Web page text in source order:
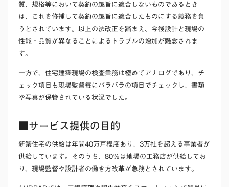
質、規格等において契約の趣旨に適合しないものであるとき
は、これを修補して契約の趣旨に適合したものにする義務を負
うとされています。以上の法改正を踏まえ、今後設計と現場の
性能・品質が異なることによるトラブルの増加が懸念されま
す。
一方で、住宅建築現場の検査業務は極めてアナログであり、チ
ェック項目も現場監督毎にバラバラの項目でチェックし、書類
や写真が保管されている状況でした。
■サービス提供の目的
新築住宅の供給は年間40万戸程度あり、3万社を超える事業者が
供給しています。そのうち、80％は地場の工務店が供給してお
り、現場監督や設計者の働き方改革が急務とされています。